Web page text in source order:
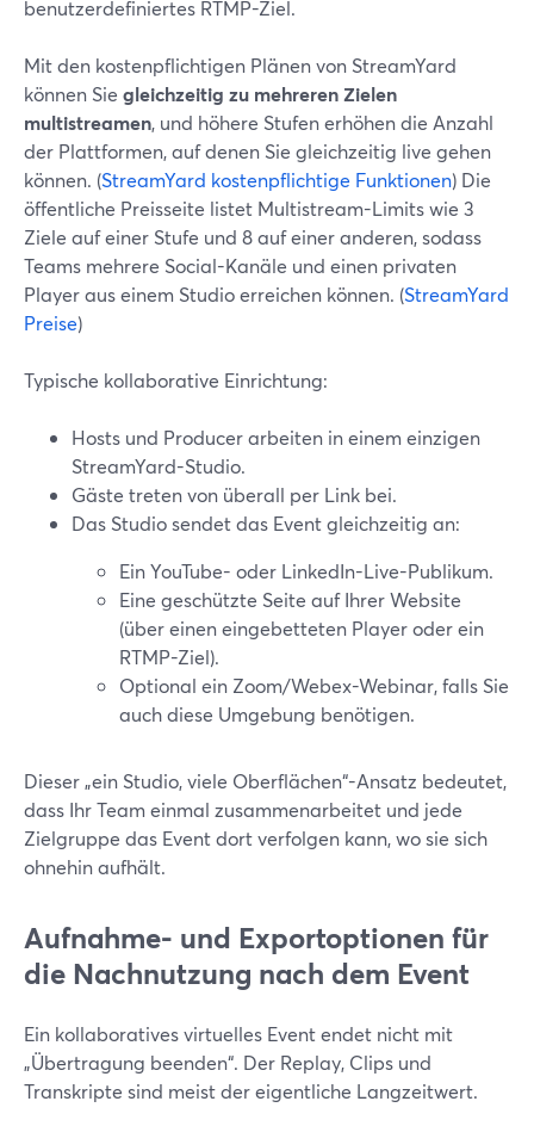
benutzerdefiniertes RTMP-Ziel.
Mit den kostenpflichtigen Plänen von StreamYard
können Sie gleichzeitig zu mehreren Zielen
multistreamen, und höhere Stufen erhöhen die Anzahl
der Plattformen, auf denen Sie gleichzeitig live gehen
können. (StreamYard kostenpflichtige Funktionen) Die
öffentliche Preisseite listet Multistream-Limits wie 3
Ziele auf einer Stufe und 8 auf einer anderen, sodass
Teams mehrere Social-Kanäle und einen privaten
Player aus einem Studio erreichen können. (StreamYard
Preise)
Typische kollaborative Einrichtung:
Hosts und Producer arbeiten in einem einzigen
StreamYard-Studio.
Gäste treten von überall per Link bei.
Das Studio sendet das Event gleichzeitig an:
Ein YouTube- oder LinkedIn-Live-Publikum.
Eine geschützte Seite auf Ihrer Website
(über einen eingebetteten Player oder ein
RTMP-Ziel).
Optional ein Zoom/Webex-Webinar, falls Sie
auch diese Umgebung benötigen.
Dieser „ein Studio, viele Oberflächen“-Ansatz bedeutet,
dass Ihr Team einmal zusammenarbeitet und jede
Zielgruppe das Event dort verfolgen kann, wo sie sich
ohnehin aufhält.
Aufnahme- und Exportoptionen für
die Nachnutzung nach dem Event
Ein kollaboratives virtuelles Event endet nicht mit
„Übertragung beenden“. Der Replay, Clips und
Transkripte sind meist der eigentliche Langzeitwert.